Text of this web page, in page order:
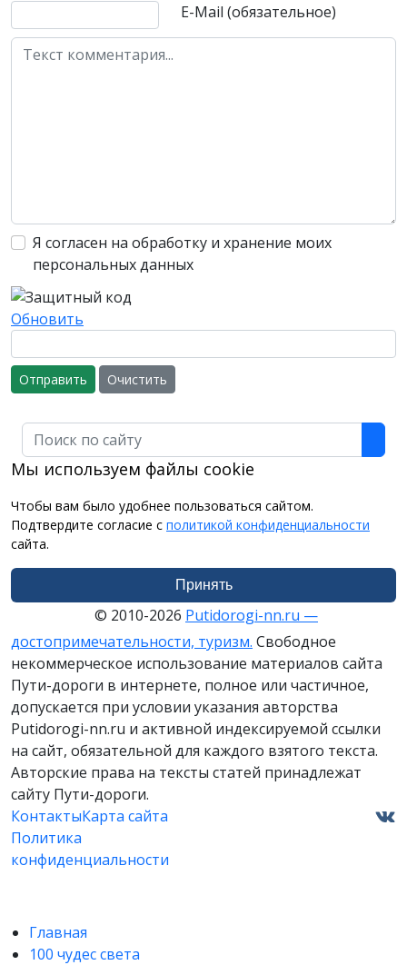
E-Mail (обязательное)
Я согласен на обработку и хранение моих
персональных данных
Обновить
Отправить Очистить
Поиск
Мы используем файлы cookie
Чтобы вам было удобнее пользоваться сайтом.
Подтвердите согласие с политикой конфиденциальности
сайта.
Принять
© 2010-2026 Putidorogi-nn.ru —
достопримечательности, туризм. Свободное
некоммерческое использование материалов сайта
Пути-дороги в интернете, полное или частичное,
допускается при условии указания авторства
Putidorogi-nn.ru и активной индексируемой ссылки
на сайт, обязательной для каждого взятого текста.
Авторские права на тексты статей принадлежат
сайту Пути-дороги.
КонтактыКарта сайта
Политика
конфиденциальности
Главная
100 чудес света